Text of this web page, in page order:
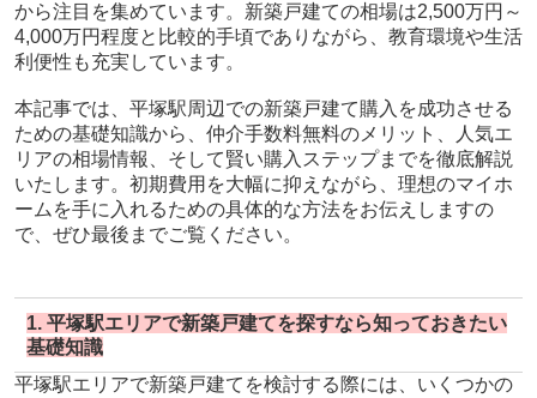
から注目を集めています。新築戸建ての相場は2,500万円～
4,000万円程度と比較的手頃でありながら、教育環境や生活
利便性も充実しています。
本記事では、平塚駅周辺での新築戸建て購入を成功させる
ための基礎知識から、仲介手数料無料のメリット、人気エ
リアの相場情報、そして賢い購入ステップまでを徹底解説
いたします。初期費用を大幅に抑えながら、理想のマイホ
ームを手に入れるための具体的な方法をお伝えしますの
で、ぜひ最後までご覧ください。
1. 平塚駅エリアで新築戸建てを探すなら知っておきたい
基礎知識
平塚駅エリアで新築戸建てを検討する際には、いくつかの